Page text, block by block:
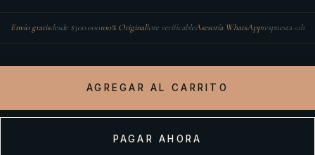
Envío gratisdesde $300.000100% Originallote verificableAsesoría WhatsApprespuesta <1h
AGREGAR AL CARRITO
PAGAR AHORA